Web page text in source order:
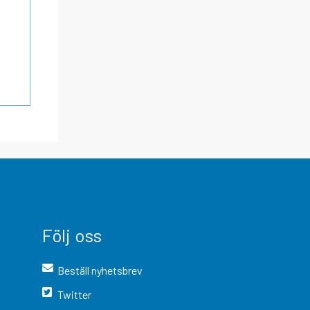
Följ oss
Beställ nyhetsbrev
Twitter